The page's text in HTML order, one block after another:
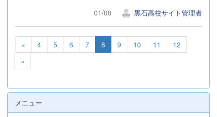
01/08
黒石高校サイト管理者
« 4 5 6 7 8 9 10 11
12
»
メニュー